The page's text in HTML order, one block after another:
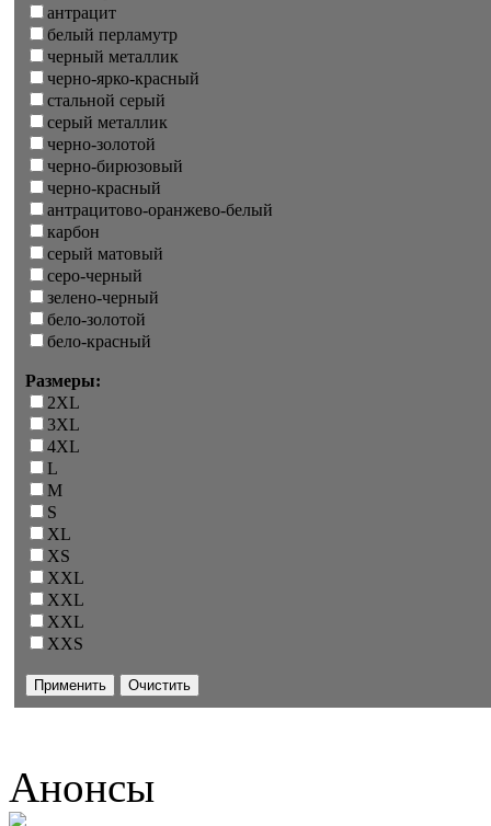
антрацит
белый перламутр
черный металлик
черно-ярко-красный
стальной серый
серый металлик
черно-золотой
черно-бирюзовый
черно-красный
антрацитово-оранжево-белый
карбон
серый матовый
серо-черный
зелено-черный
бело-золотой
бело-красный
Размеры:
2XL
3XL
4XL
L
M
S
XL
XS
XXL
XXL
XXL
XXS
Анонсы